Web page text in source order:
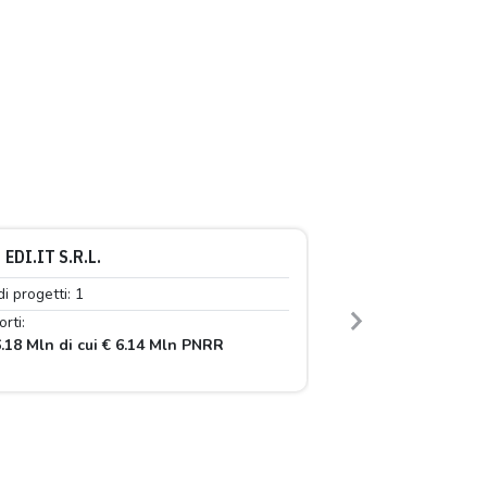
EDI.IT S.R.L.
progetti: 1
Mln di cui € 6.14 Mln PNRR
Next